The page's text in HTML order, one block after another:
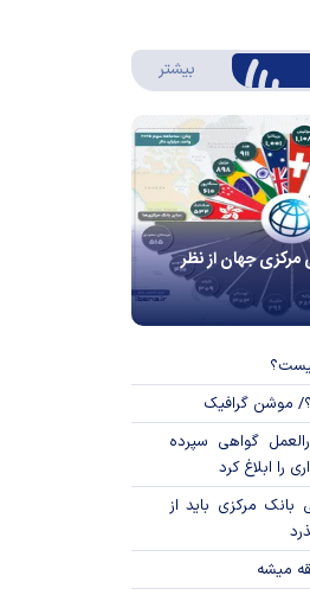
بیشتر درباره اینفوگرافیک
مرکزی جهان از نظر
موشن گرافیک
گواهی سپرده
را ابلاغ کرد
مرکزی باید از
میشه